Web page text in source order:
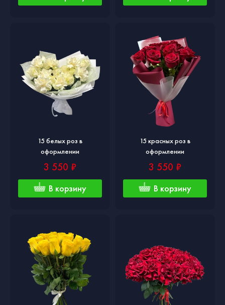
15 белых роз в
оформлении
3 550 ₽
В корзину
15 красных роз в
оформлении
3 550 ₽
В корзину